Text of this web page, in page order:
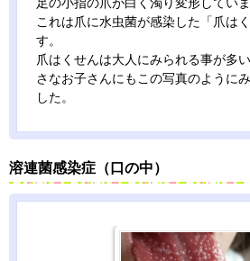
これは爪に水虫菌が感染した「爪は
す。
爪はくせんは大人にみられる事が多
さなお子さんにもこの写真のように
した。
溶連菌感染症（口の中）